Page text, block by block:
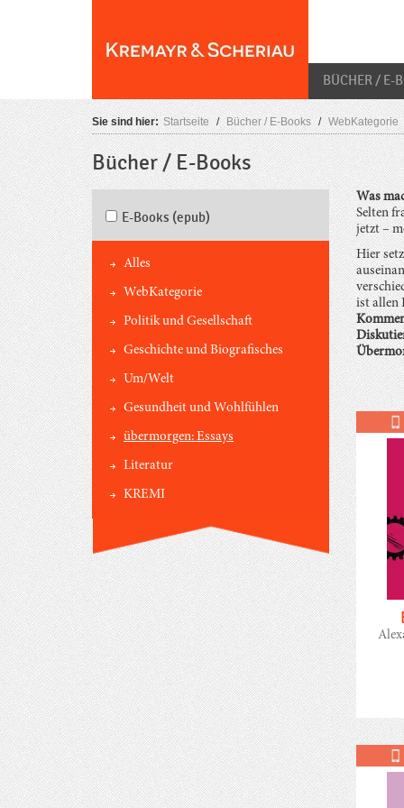
BÜCHER / E-
Sie sind hier: Startseite / Bücher / E-Books / WebKategorie
Bücher / E-Books
E-Books (epub)
Alles
WebKategorie
Politik und Gesellschaft
Geschichte und Biografisches
Um/Welt
Gesundheit und Wohlfühlen
übermorgen: Essays
Literatur
KREMI
Was
Selten
jetzt –
Hier
ist allen